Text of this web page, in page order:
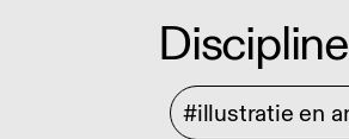
Discipline
#illustratie en